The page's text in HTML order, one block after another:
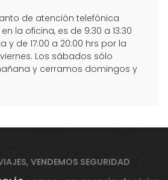
de atención telefónica
la oficina, es de 9:30 a 13:30
y de 17:00 a 20:00 hrs por la
Los sábados sólo
y cerramos domingos y
VENDEMOS SEGURIDAD